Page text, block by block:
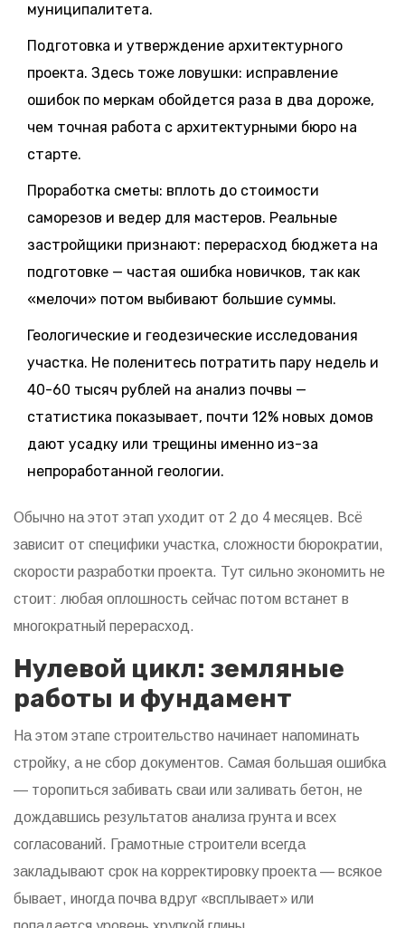
муниципалитета.
Подготовка и утверждение архитектурного
проекта. Здесь тоже ловушки: исправление
ошибок по меркам обойдется раза в два дороже,
чем точная работа с архитектурными бюро на
старте.
Проработка сметы: вплоть до стоимости
саморезов и ведер для мастеров. Реальные
застройщики признают: перерасход бюджета на
подготовке — частая ошибка новичков, так как
«мелочи» потом выбивают большие суммы.
Геологические и геодезические исследования
участка. Не поленитесь потратить пару недель и
40-60 тысяч рублей на анализ почвы —
статистика показывает, почти 12% новых домов
дают усадку или трещины именно из-за
непроработанной геологии.
Обычно на этот этап уходит от 2 до 4 месяцев. Всё
зависит от специфики участка, сложности бюрократии,
скорости разработки проекта. Тут сильно экономить не
стоит: любая оплошность сейчас потом встанет в
многократный перерасход.
Нулевой цикл: земляные
работы и фундамент
На этом этапе строительство начинает напоминать
стройку, а не сбор документов. Самая большая ошибка
— торопиться забивать сваи или заливать бетон, не
дождавшись результатов анализа грунта и всех
согласований. Грамотные строители всегда
закладывают срок на корректировку проекта — всякое
бывает, иногда почва вдруг «всплывает» или